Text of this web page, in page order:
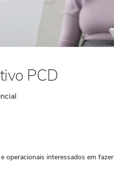
PCD
operacionais interessados em fazer